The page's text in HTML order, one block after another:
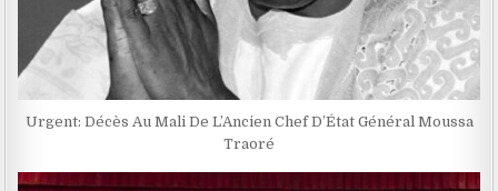
Urgent: Décès Au Mali De L’Ancien Chef D’État Général Moussa
Traoré